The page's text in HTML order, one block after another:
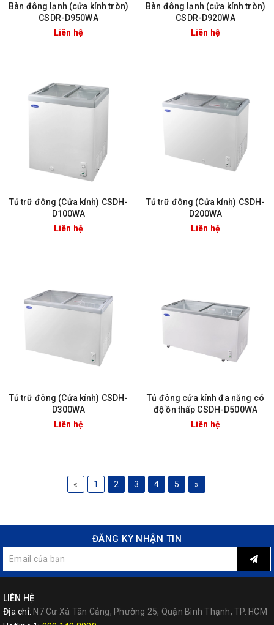
Bàn đông lạnh (cửa kính tròn)
CSDR-D950WA
Liên hệ
Bàn đông lạnh (cửa kính tròn)
CSDR-D920WA
Liên hệ
Tủ trữ đông (Cửa kính) CSDH-
D100WA
Liên hệ
Tủ trữ đông (Cửa kính) CSDH-
D200WA
Liên hệ
Tủ trữ đông (Cửa kính) CSDH-
D300WA
Liên hệ
Tủ đông cửa kính đa năng có
độ ồn thấp CSDH-D500WA
Liên hệ
« 1 2 3 4 5 »
ĐĂNG KÝ NHẬN TIN
LIÊN HỆ
Địa chỉ: N7 Cư Xá Tân Cảng, Phường 25, Quận Bình Thạnh, TP. HCM